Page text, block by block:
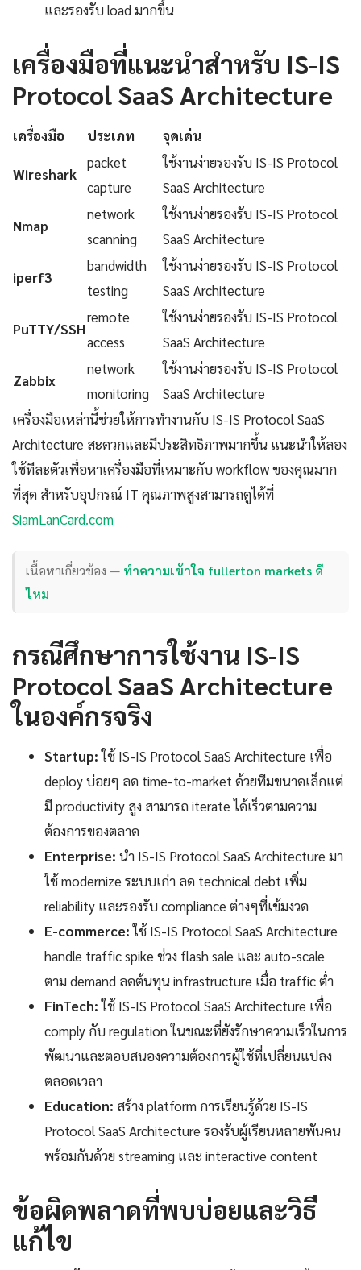
และรองรับ load มากขึ้น
เครื่องมือที่แนะนำสำหรับ IS-IS
Protocol SaaS Architecture
เครื่องมือ ประเภท จุดเด่น
Wireshark
packet
capture
ใช้งานง่ายรองรับ IS-IS Protocol
SaaS Architecture
Nmap
network
scanning
ใช้งานง่ายรองรับ IS-IS Protocol
SaaS Architecture
iperf3
bandwidth
testing
ใช้งานง่ายรองรับ IS-IS Protocol
SaaS Architecture
PuTTY/SSH
remote
access
ใช้งานง่ายรองรับ IS-IS Protocol
SaaS Architecture
Zabbix
network
monitoring
ใช้งานง่ายรองรับ IS-IS Protocol
SaaS Architecture
เครื่องมือเหล่านี้ช่วยให้การทำงานกับ IS-IS Protocol SaaS
Architecture สะดวกและมีประสิทธิภาพมากขึ้น แนะนำให้ลอง
ใช้ทีละตัวเพื่อหาเครื่องมือที่เหมาะกับ workflow ของคุณมาก
ที่สุด สำหรับอุปกรณ์ IT คุณภาพสูงสามารถดูได้ที่
SiamLanCard.com
เนื้อหาเกี่ยวข้อง — ทำความเข้าใจ fullerton markets ดี
ไหม
กรณีศึกษาการใช้งาน IS-IS
Protocol SaaS Architecture
ในองค์กรจริง
Startup:ใช้ IS-IS Protocol SaaS Architecture เพื่อ
deploy บ่อยๆ ลด time-to-market ด้วยทีมขนาดเล็กแต่
มี productivity สูง สามารถ iterate ได้เร็วตามความ
ต้องการของตลาด
Enterprise: นำ IS-IS Protocol SaaS Architecture มา
ใช้ modernize ระบบเก่า ลด technical debt เพิ่ม
reliability และรองรับ compliance ต่างๆที่เข้มงวด
E-commerce:ใช้ IS-IS Protocol SaaS Architecture
handle traffic spike ช่วง flash sale และ auto-scale
ตาม demand ลดต้นทุน infrastructure เมื่อ traffic ต่ำ
FinTech:ใช้ IS-IS Protocol SaaS Architecture เพื่อ
comply กับ regulation ในขณะที่ยังรักษาความเร็วในการ
พัฒนาและตอบสนองความต้องการผู้ใช้ที่เปลี่ยนแปลง
ตลอดเวลา
Education: สร้าง platform การเรียนรู้ด้วย IS-IS
Protocol SaaS Architecture รองรับผู้เรียนหลายพันคน
พร้อมกันด้วย streaming และ interactive content
ข้อผิดพลาดที่พบบ่อยและวิธี
แก้ไข